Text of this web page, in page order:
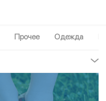
Прочее Одежда